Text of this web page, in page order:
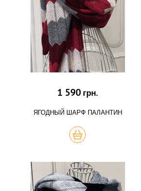
1 590 грн.
ЯГОДНЫЙ ШАРФ ПАЛАНТИН
КУПИТЬ